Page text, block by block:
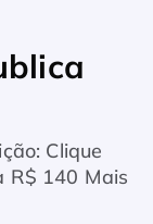
Clique
R$ 140 Mais